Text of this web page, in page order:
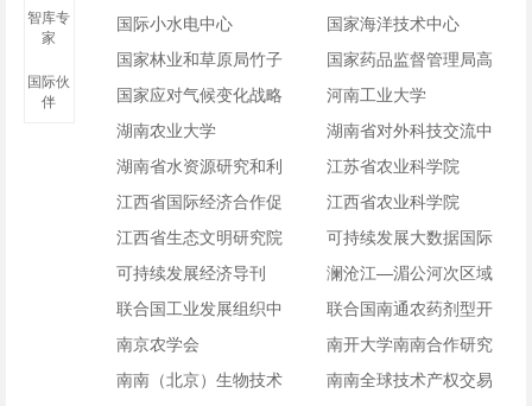
智库专
家
国际伙
伴
国际小水电中心
国家海洋技术中心
国家林业和草原局竹子
研究开发中心
国家药品监督管理局高
级研修学院
国家应对气候变化战略
研究和国际合作中心
河南工业大学
湖南农业大学
湖南省对外科技交流中
心
湖南省水资源研究和利
用合作中心
江苏省农业科学院
江西省国际经济合作促
进会
江西省农业科学院
江西省生态文明研究院
（江西省山江湖开发治
理委员会办公室）
可持续发展大数据国际
研究中心
可持续发展经济导刊
澜沧江—湄公河次区域
经贸开发中心
联合国工业发展组织中
国南南工业合作中心
联合国南通农药剂型开
发中心
南京农学会
南开大学南南合作研究
中心
南南（北京）生物技术
南南全球技术产权交易